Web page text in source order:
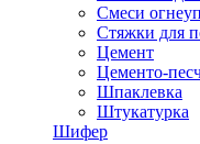
Смеси
Стяжки для
Цемент
Цементо-
Шпаклевка
Штукатурка
Шифер